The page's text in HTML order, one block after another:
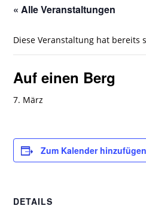
« Alle Veranstaltungen
Diese Veranstaltung hat bereits
Auf einen Berg
7. März
Zum Kalender hinzufügen
DETAILS